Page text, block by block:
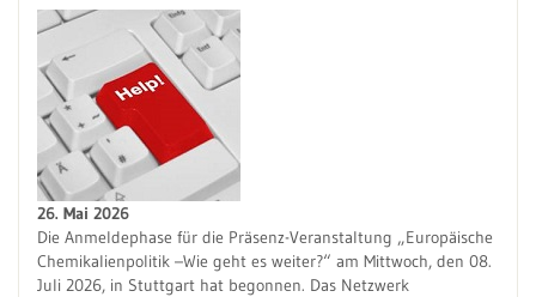
26. Mai 2026
Die Anmeldephase für die Präsenz-Veranstaltung „Europäische
Chemikalienpolitik –Wie geht es weiter?“ am Mittwoch, den 08.
Juli 2026, in Stuttgart hat begonnen. Das Netzwerk